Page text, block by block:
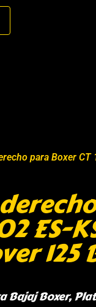
para Boxer CT
ES-
125
Bajaj Boxer,